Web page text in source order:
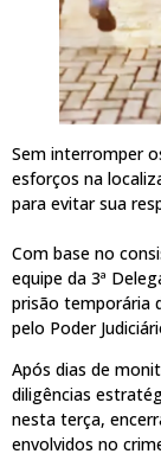
Sem interromper
esforços na
para evitar sua
Com base no
equipe da 3ª
prisão temporária
pelo Poder
Após dias de
diligências
nesta terça,
envolvidos no